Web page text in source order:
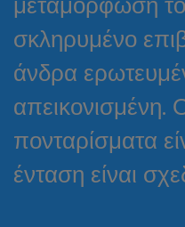
σκληρυμένο
άνδρα
απεικονισμένη.
πονταρίσματα
ένταση είναι